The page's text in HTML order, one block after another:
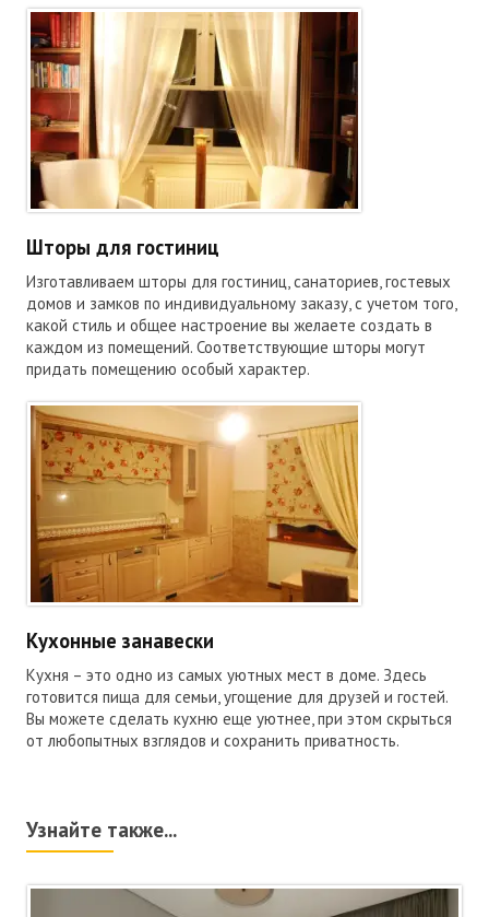
Шторы для гостиниц
Изготавливаем шторы для гостиниц, санаториев, гостевых
домов и замков по индивидуальному заказу, с учетом того,
какой стиль и общее настроение вы желаете создать в
каждом из помещений. Соответствующие шторы могут
придать помещению особый характер.
Кухонные занавески
Кухня – это одно из самых уютных мест в доме. Здесь
готовится пища для семьи, угощение для друзей и гостей.
Вы можете сделать кухню еще уютнее, при этом скрыться
от любопытных взглядов и сохранить приватность.
Узнайте также...